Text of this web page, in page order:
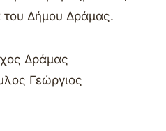
του Δήμου Δράμας.
Δράμας
Γεώργιος